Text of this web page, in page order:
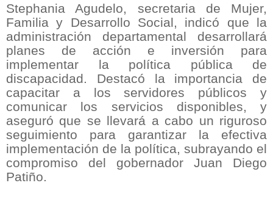
Stephania Agudelo, secretaria de Mujer,
Familia y Desarrollo Social, indicó que la
administración departamental desarrollará
planes de acción e inversión para
implementar la política pública de
discapacidad. Destacó la importancia de
capacitar a los servidores públicos y
comunicar los servicios disponibles, y
aseguró que se llevará a cabo un riguroso
seguimiento para garantizar la efectiva
implementación de la política, subrayando el
compromiso del gobernador Juan Diego
Patiño.